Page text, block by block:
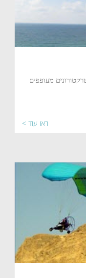
מעופפים
ראו עוד >